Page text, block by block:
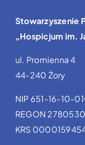
Stowarzyszenie
„Hospicjum im.
ul. Promienna 4
44-240 Żory
NIP 651-16-10-
REGON
KRS